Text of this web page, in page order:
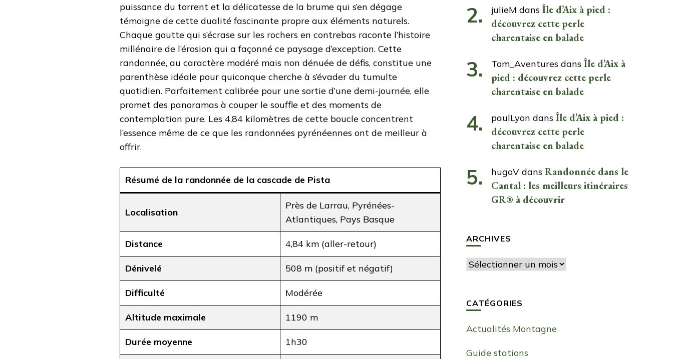
puissance du torrent et la délicatesse de la brume qui s’en dégage
témoigne de cette dualité fascinante propre aux éléments naturels.
Chaque goutte qui s’écrase sur les rochers en contrebas raconte l’histoire
millénaire de l’érosion qui a façonné ce paysage d’exception. Cette
randonnée, au caractère modéré mais non dénuée de défis, constitue une
parenthèse idéale pour quiconque cherche à s’évader du tumulte
quotidien. Parfaitement calibrée pour une sortie d’une demi-journée, elle
promet des panoramas à couper le souffle et des moments de
contemplation pure. Les 4,84 kilomètres de cette boucle concentrent
l’essence même de ce que les randonnées pyrénéennes ont de meilleur à
offrir.
Résumé de la randonnée de la cascade de Pista
Localisation
Près de Larrau, Pyrénées-
Atlantiques, Pays Basque
Distance 4,84 km (aller-retour)
Dénivelé 508 m (positif et négatif)
Difficulté Modérée
Altitude maximale 1190 m
Durée moyenne 1h30
julieM dans Île d’Aix à pied :
découvrez cette perle
charentaise en balade
Tom_Aventuresdans Île d’Aix à
pied : découvrez cette perle
charentaise en balade
paulLyon dans Île d’Aix à pied :
découvrez cette perle
charentaise en balade
hugoVdans Randonnée dans le
Cantal : les meilleurs itinéraires
GR® à découvrir
ARCHIVES
Archives
CATÉGORIES
Actualités Montagne
Guide stations